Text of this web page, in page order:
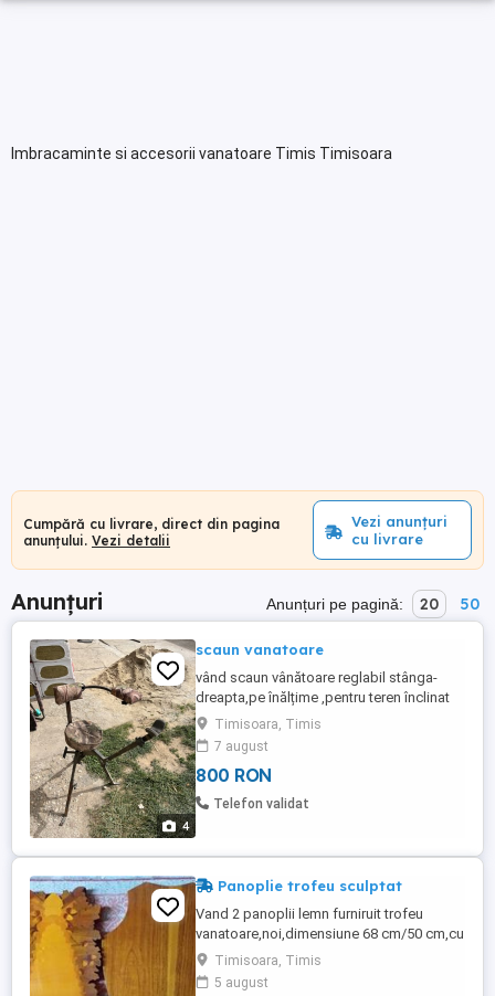
Imbracaminte si accesorii vanatoare Timis Timisoara
Cumpără cu livrare, direct din pagina
anunțului. Vezi detalii
Vezi anunțuri
cu livrare
Anunțuri Anunțuri pe pagină: 20 50
4
scaun vanatoare
vând scaun vânătoare reglabil stânga-
dreapta,pe înălțime ,pentru teren înclinat
cu suport tragere
Timisoara, Timis
7 august
800 RON
Telefon validat
Panoplie trofeu sculptat
Vand 2 panoplii lemn furniruit trofeu
vanatoare,noi,dimensiune 68 cm/50 cm,cu
agatatoare spate,200 lei/bucata.
Timisoara, Timis
5 august